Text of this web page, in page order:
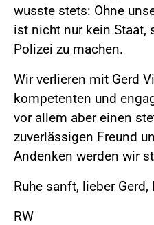
wusste stets: Ohne
ist nicht nur kein Staat,
Polizei zu machen.
Wir verlieren mit Gerd
kompetenten und
vor allem aber einen
zuverlässigen Freund
Andenken werden wir
Ruhe sanft, lieber
RW